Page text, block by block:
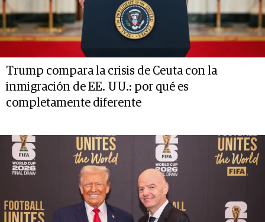
Trump compara la crisis de Ceuta con la
inmigración de EE. UU.: por qué es
completamente diferente